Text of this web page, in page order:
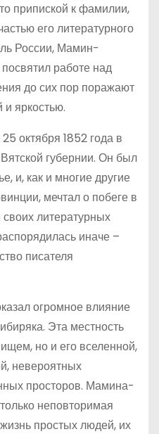
припиской к фамилии,
его литературного
России, Мамин-
работе над
до сих пор поражают
и яркостью.
октября 1852 года в
губернии. Он был
и, как и многие другие
мечтал о побеге в
литературных
иначе –
писателя
огромное влияние
Эта местность
но и его вселенной,
невероятных
просторов. Мамина-
неповторимая
простых людей, их